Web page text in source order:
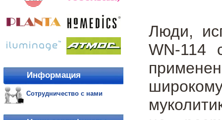
Информация
Сотрудничество с нами
Люди,
WN-114